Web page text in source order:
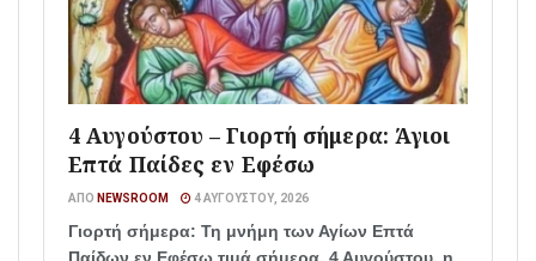
4 Αυγούστου – Γιορτή σήμερα: Άγιοι
Επτά Παίδες εν Εφέσω
ΑΠΌ NEWSROOM 4 ΑΥΓΟΎΣΤΟΥ, 2026
Γιορτή σήμερα: Τη μνήμη των Αγίων Επτά